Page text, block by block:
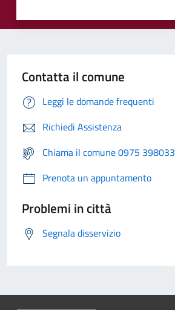
Contatta il comune
Leggi le domande frequenti
Richiedi Assistenza
Chiama il comune 0975 398033
Prenota un appuntamento
Problemi in città
Segnala disservizio